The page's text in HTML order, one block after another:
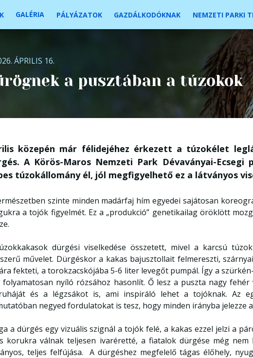
GALÉRIA PÁLYÁZATOK GAZDÁLKODÓKNAK NEMZETI PARKI
ÁPRILIS 16.
a pusztában a túzokok
közepén már félidejéhez érkezett a túzokélet
A Körös-Maros Nemzeti Park Dévaványai-
túzokállomány él, jól megfigyelhető ez a látványos
szinte minden madárfaj hím egyedei sajátosan
a tojók figyelmét. Ez a „produkció” genetikailag öröklött
dürgési viselkedése összetett, mivel a karcsú
művelet. Dürgéskor a kakas bajusztollait felmereszti,
fekteti, a torokzacskójába 5-6 liter levegőt pumpál. Így a
folyamatosan nyíló rózsához hasonlít. Ő lesz a puszta nagy
és a légzsákot is, ami inspiráló lehet a tojóknak. Az
negyed fordulatokat is tesz, hogy minden irányba jelezze
a dürgés egy vizuális szignál a tojók felé, a kakas ezzel jelzi a
korukra válnak teljesen ivaréretté, a fiatalok dürgése még
teljes felfújása. A dürgéshez megfelelő tágas élőhely,